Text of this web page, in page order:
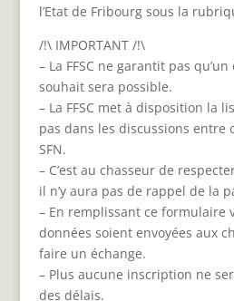
l’Etat de Fribourg sous la
/!\ IMPORTANT /!\
– La FFSC ne garantit pas
souhait sera possible.
– La FFSC met à disposition la
pas dans les discussions entre
SFN.
– C’est au chasseur de
il n’y aura pas de rappel de la
– En remplissant ce formulaire
données soient envoyées aux
faire un échange.
– Plus aucune inscription ne
des délais.